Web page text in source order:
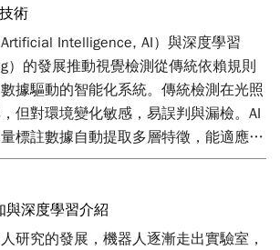
術
Intelligence, AI）與深度學習
）的發展推動視覺檢測從傳統依賴規則
據驅動的智能化系統。傳統檢測在光照
但對環境變化敏感，易誤判與漏檢。AI
標註數據自動提取多層特徵，能適應複
類、檢測與分割等任務展現高精度與穩
與 3D 視覺技術及其在缺陷檢測、尺
的應用，強調其在光照變化容忍度、複
檢測及自適應優化的優勢[1] [2]。特別
與深度學習介紹
研究的發展，機器人逐漸走出實驗室，